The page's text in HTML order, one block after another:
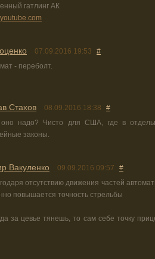
гатлинг АК
07.09.2016 19:53 #
- переболт.
Стахов 08.09.2016 18:38 #
надо? Чисто для США, где в
законы.
Вакуленко 09.09.2016 09:57 #
отсутствию движения частей
повышается точность стрельбы
за цевье тянешь, то сам себе точку